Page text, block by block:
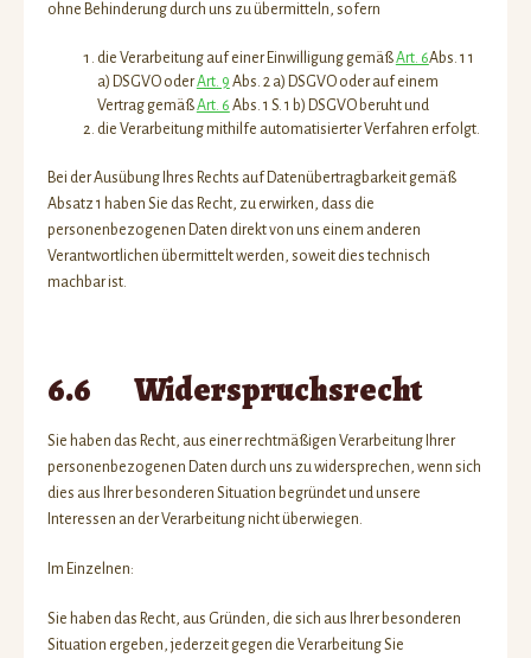
ohne Behinderung durch uns zu übermitteln, sofern
die Verarbeitung auf einer Einwilligung gemäßArt. 6Abs. 1 1
a) DSGVO oderArt. 9 Abs. 2 a) DSGVO oder auf einem
Vertrag gemäßArt. 6 Abs. 1 S. 1 b) DSGVO beruht und
die Verarbeitung mithilfe automatisierter Verfahren erfolgt.
Bei der Ausübung Ihres Rechts auf Datenübertragbarkeit gemäß
Absatz 1 haben Sie das Recht, zu erwirken, dass die
personenbezogenen Daten direkt von uns einem anderen
Verantwortlichen übermittelt werden, soweit dies technisch
machbar ist.
6.6 Widerspruchsrecht
Sie haben das Recht, aus einer rechtmäßigen Verarbeitung Ihrer
personenbezogenen Daten durch uns zu widersprechen, wenn sich
dies aus Ihrer besonderen Situation begründet und unsere
Interessen an der Verarbeitung nicht überwiegen.
Im Einzelnen:
Sie haben das Recht, aus Gründen, die sich aus Ihrer besonderen
Situation ergeben, jederzeit gegen die Verarbeitung Sie